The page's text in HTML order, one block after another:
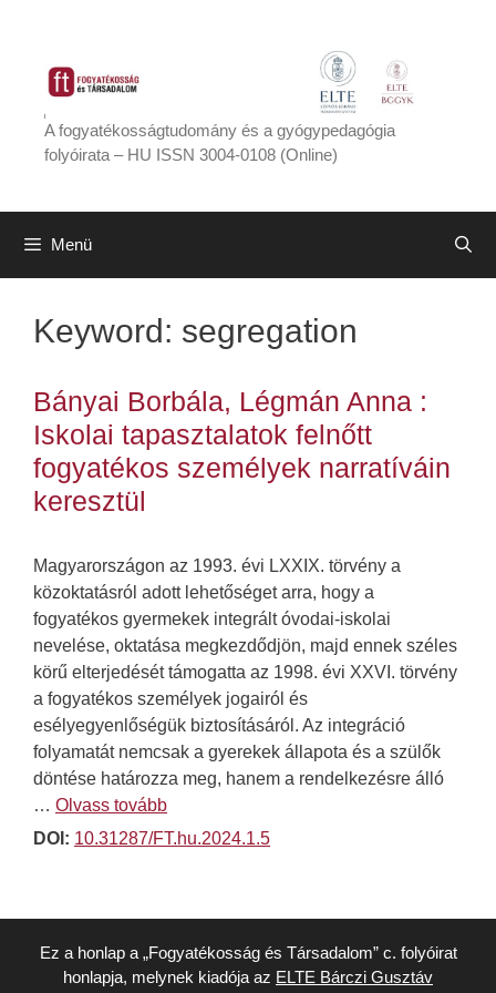
tartalomba
A fogyatékosságtudomány és a gyógypedagógia
folyóirata – HU ISSN 3004-0108 (Online)
Menü
Keyword: segregation
Bányai Borbála, Légmán Anna :
Iskolai tapasztalatok felnőtt
fogyatékos személyek narratíváin
keresztül
Magyarországon az 1993. évi LXXIX. törvény a
közoktatásról adott lehetőséget arra, hogy a
fogyatékos gyermekek integrált óvodai-iskolai
nevelése, oktatása megkezdődjön, majd ennek széles
körű elterjedését támogatta az 1998. évi XXVI. törvény
a fogyatékos személyek jogairól és
esélyegyenlőségük biztosításáról. Az integráció
folyamatát nemcsak a gyerekek állapota és a szülők
döntése határozza meg, hanem a rendelkezésre álló
… Olvass tovább
DOI: 10.31287/FT.hu.2024.1.5
Ez a honlap a „Fogyatékosság és Társadalom” c. folyóirat
honlapja, melynek kiadója az ELTE Bárczi Gusztáv